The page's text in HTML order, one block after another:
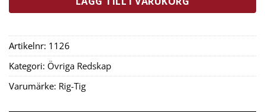
Artikelnr: 1126
Kategori: Övriga Redskap
Varumärke: Rig-Tig